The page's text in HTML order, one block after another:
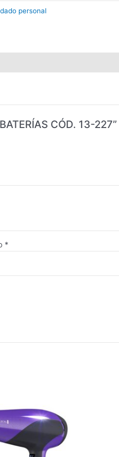
personal
CÓD. 13-227”
*